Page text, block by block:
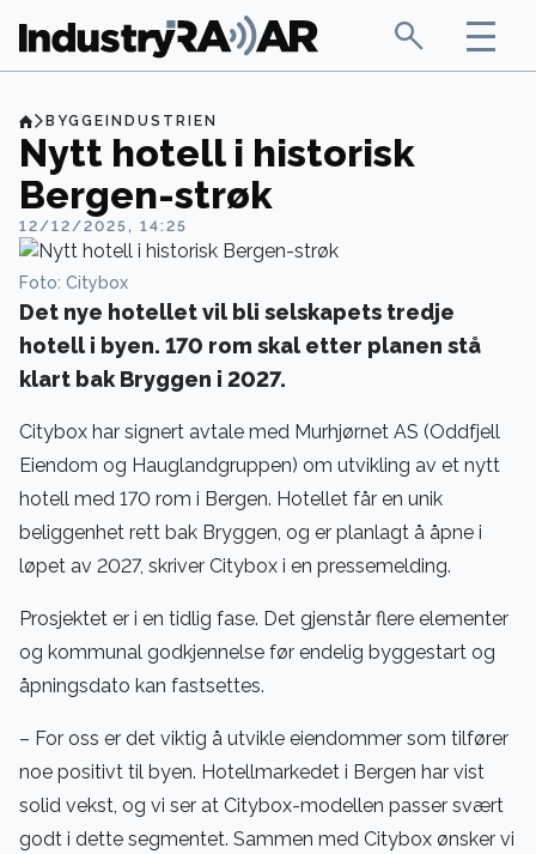
BYGGEINDUSTRIEN
Nytt hotell i historisk
Bergen-strøk
12/12/2025, 14:25
Foto: Citybox
Det nye hotellet vil bli selskapets tredje
hotell i byen. 170 rom skal etter planen stå
klart bak Bryggen i 2027.
Citybox har signert avtale med Murhjørnet AS (Oddfjell
Eiendom og Hauglandgruppen) om utvikling av et nytt
hotell med 170 rom i Bergen. Hotellet får en unik
beliggenhet rett bak Bryggen, og er planlagt å åpne i
løpet av 2027, skriver Citybox i en pressemelding.
Prosjektet er i en tidlig fase. Det gjenstår flere elementer
og kommunal godkjennelse før endelig byggestart og
åpningsdato kan fastsettes.
– For oss er det viktig å utvikle eiendommer som tilfører
noe positivt til byen. Hotellmarkedet i Bergen har vist
solid vekst, og vi ser at Citybox-modellen passer svært
godt i dette segmentet. Sammen med Citybox ønsker vi